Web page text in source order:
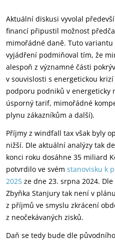
Aktuální diskusi vyvolal
financí připustil možnost
mimořádné daně. Tuto
vyjádření podmiňoval tím, že
alespoň z významné části
v souvislosti s energetickou
podporu podniků v energeticky
úsporný tarif, mimořádné
plynu zákazníkům a další).
Příjmy z windfall tax však byly
nižší. Dle aktuální analýzy tak
konci roku dosáhne 35 miliard
potvrdilo ve svém stanovisku k
2025 ze dne 23. srpna 2024.
Zbyňka Stanjury tak není v
z příjmů ve smyslu zkrácení
z neočekávaných zisků.
Daň se tedy bude dle